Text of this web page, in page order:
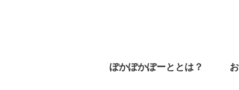
ぽかぽかぽーととは？